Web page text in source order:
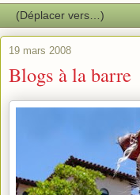
19 mars 2008
Blogs à la barre